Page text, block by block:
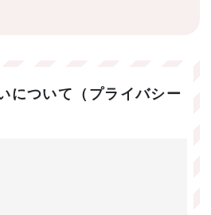
について（プライバシー